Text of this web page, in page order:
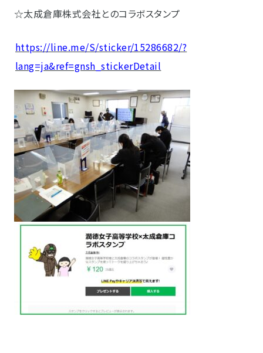
☆太成倉庫株式会社とのコラボスタンプ
https://line.me/S/sticker/15286682/?
lang=ja&ref=gnsh_stickerDetail